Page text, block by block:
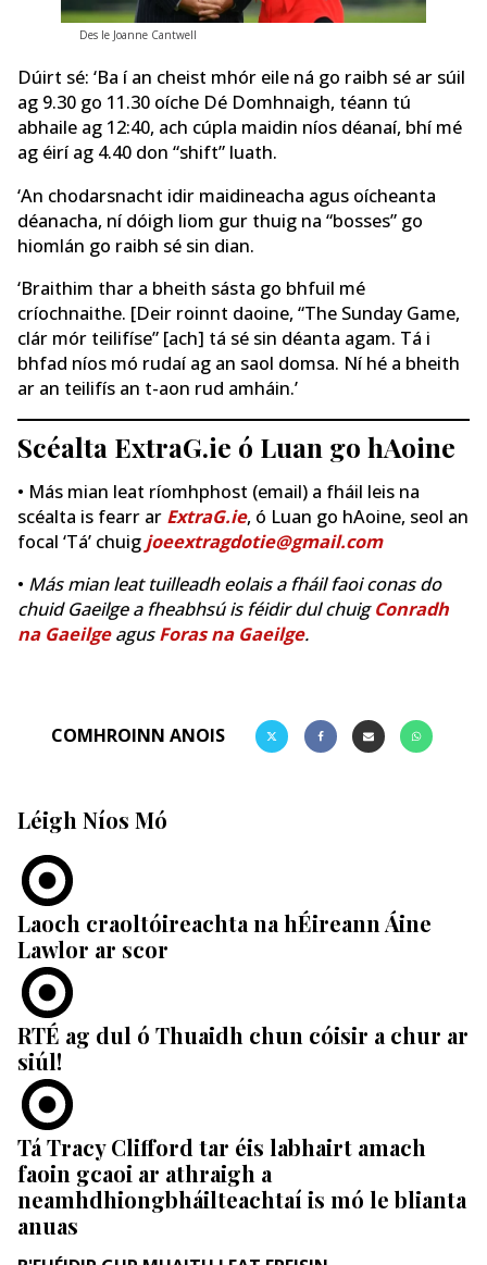
Des le Joanne Cantwell
Dúirt sé: ‘Ba í an cheist mhór eile ná go raibh sé ar súil
ag 9.30 go 11.30 oíche Dé Domhnaigh, téann tú
abhaile ag 12:40, ach cúpla maidin níos déanaí, bhí mé
ag éirí ag 4.40 don “shift” luath.
‘An chodarsnacht idir maidineacha agus oícheanta
déanacha, ní dóigh liom gur thuig na “bosses” go
hiomlán go raibh sé sin dian.
‘Braithim thar a bheith sásta go bhfuil mé
críochnaithe. [Deir roinnt daoine, “The Sunday Game,
clár mór teilifíse” [ach] tá sé sin déanta agam. Tá i
bhfad níos mó rudaí ag an saol domsa. Ní hé a bheith
ar an teilifís an t-aon rud amháin.’
Scéalta ExtraG.ie ó Luan go hAoine
• Más mian leat ríomhphost (email) a fháil leis na
scéalta is fearr ar ExtraG.ie, ó Luan go hAoine, seol an
focal ‘Tá’ chuig joeextragdotie@gmail.com
• Más mian leat tuilleadh eolais a fháil faoi conas do
chuid Gaeilge a fheabhsú is féidir dul chuig Conradh
na Gaeilge agusForas na Gaeilge.
COMHROINN ANOIS
Léigh Níos Mó
Laoch craoltóireachta na hÉireann Áine
Lawlor ar scor
RTÉ ag dul ó Thuaidh chun cóisir a chur ar
siúl!
Tá Tracy Clifford tar éis labhairt amach
faoin gcaoi ar athraigh a
neamhdhiongbháilteachtaí is mó le blianta
anuas